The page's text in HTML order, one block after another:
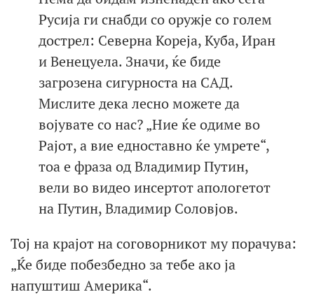
Русија ги снабди со оружје со голем
дострел: Северна Кореја, Куба, Иран
и Венецуела. Значи, ќе биде
загрозена сигурноста на САД.
Мислите дека лесно можете да
војувате со нас? „Ние ќе одиме во
Рајот, а вие едноставно ќе умрете“,
тоа е фраза од Владимир Путин,
вели во видео инсертот апологетот
на Путин, Владимир Соловјов.
Тој на крајот на соговорникот му порачува:
„Ќе биде побезбедно за тебе ако ја
напуштиш Америка“.